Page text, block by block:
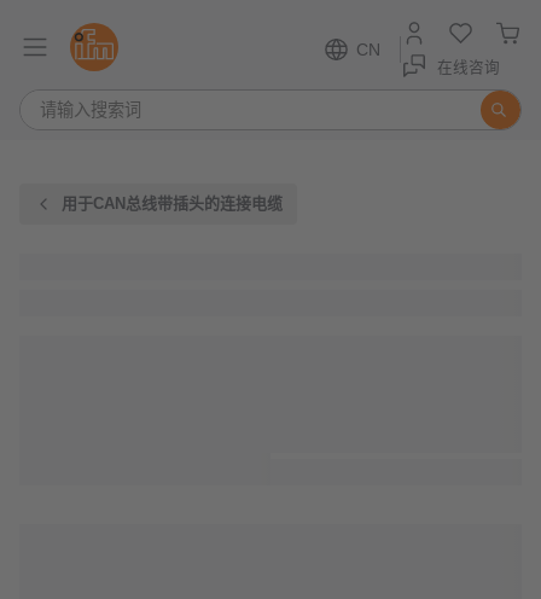
CN
在线咨询
用于CAN总线带插头的连接电缆